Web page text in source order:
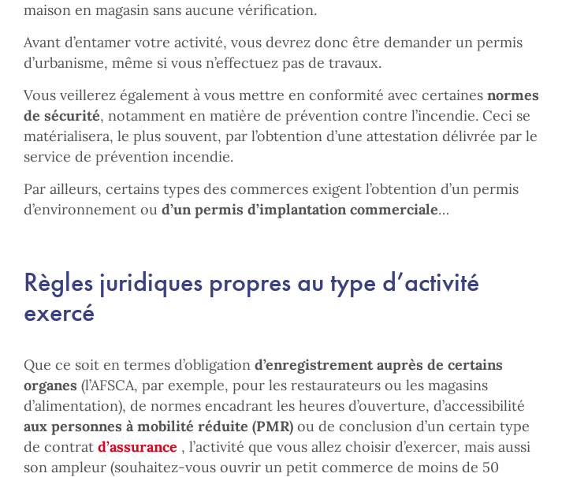
maison en magasin sans aucune vérification.
Avant d’entamer votre activité, vous devrez donc être demander un permis
d’urbanisme, même si vous n’effectuez pas de travaux.
Vous veillerez également à vous mettre en conformité avec certaines normes
de sécurité, notamment en matière de prévention contre l’incendie. Ceci se
matérialisera, le plus souvent, par l’obtention d’une attestation délivrée par le
service de prévention incendie.
Par ailleurs, certains types des commerces exigent l’obtention d’un permis
d’environnement ou d’un permis d’implantation commerciale…
Règles juridiques propres au type d’activité
exercé
Que ce soit en termes d’obligation d’enregistrement auprès de certains
organes (l’AFSCA, par exemple, pour les restaurateurs ou les magasins
d’alimentation), de normes encadrant les heures d’ouverture, d’accessibilité
aux personnes à mobilité réduite (PMR) ou de conclusion d’un certain type
de contrat d’assurance , l’activité que vous allez choisir d’exercer, mais aussi
son ampleur (souhaitez-vous ouvrir un petit commerce de moins de 50